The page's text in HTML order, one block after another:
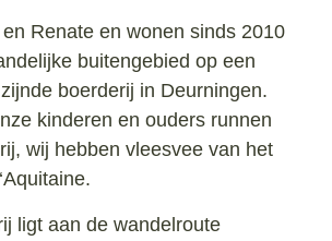
Renate en wonen sinds 2010
buitengebied op een
boerderij in Deurningen.
kinderen en ouders runnen
wij hebben vleesvee van het
ligt aan de wandelroute